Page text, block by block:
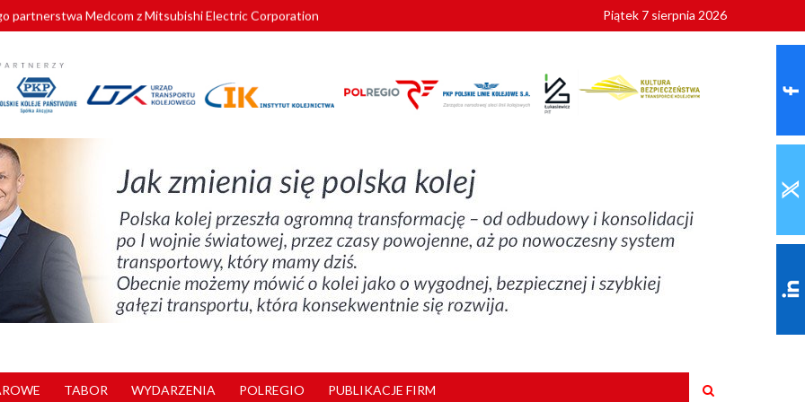
partnerstwa Medcom z Mitsubishi Electric Corporation
znów szuka dostawcy nowych EZT
kolejowych w północnej Wielkopolsce. Łatwiejsze dojazdy do pracy i szkoły
nowe standardy kategoryzacji dworców
Piątek 7 sierpnia 2026
TABOR WYDARZENIA POLREGIO PUBLIKACJE FIRM